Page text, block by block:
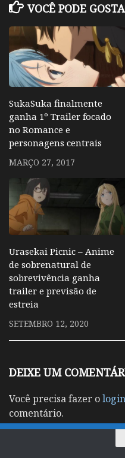
VOCÊ PODE
SukaSuka finalmente
ganha 1º Trailer focado
no Romance e
personagens centrais
MARÇO 27, 2017
Urasekai Picnic – Anime
de sobrenatural de
sobrevivência ganha
trailer e previsão de
estreia
SETEMBRO 12, 2020
DEIXE UM
Você precisa fazer ologin
comentário.